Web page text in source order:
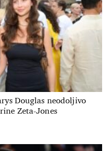
Douglas neodoljivo
Zeta-Jones